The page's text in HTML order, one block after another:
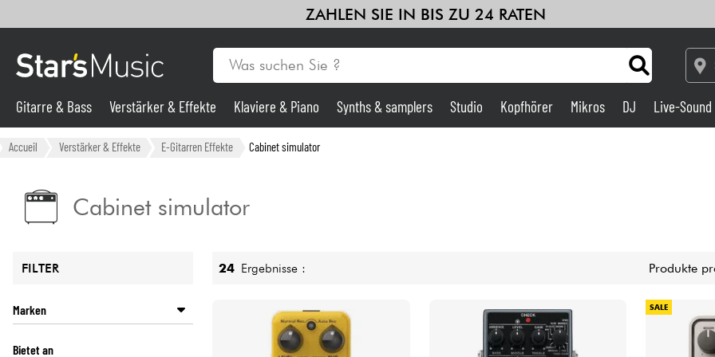
ZAHLEN SIE IN BIS ZU 24 RATEN
Gitarre & Bass
Violinen & Quartett
Gitarre & Bass Verstärker & Effekte Klaviere & Piano Synths & samplers Studio Kopfhörer Mikros DJ Live-Sound
Accueil Verstärker & Effekte E-Gitarren Effekte Cabinet simulator
Cabinet simulator
FILTER
Marken
Bietet an
24 Ergebnisse : Produkte
SALE